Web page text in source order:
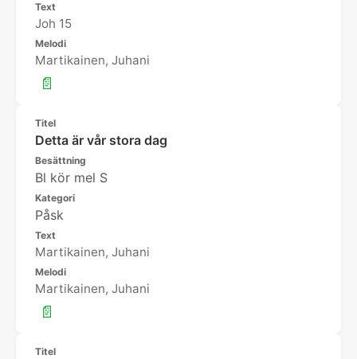
Text
Joh 15
Melodi
Martikainen, Juhani
📄
Titel
Detta är vår stora dag
Besättning
Bl kör mel S
Kategori
Påsk
Text
Martikainen, Juhani
Melodi
Martikainen, Juhani
📄
Titel